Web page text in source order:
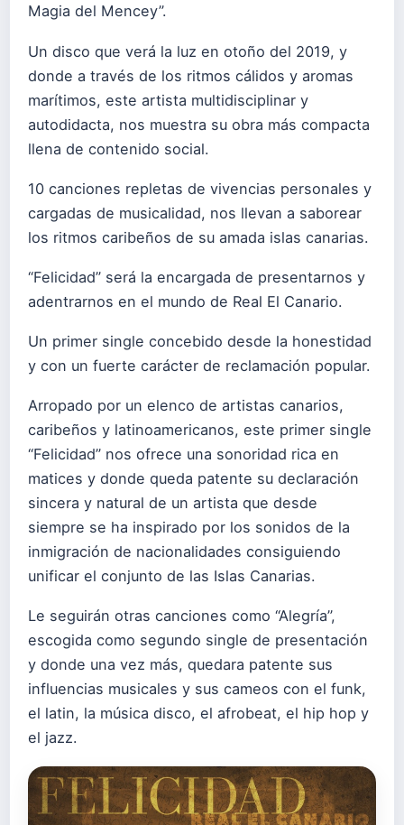
Magia del Mencey”.
Un disco que verá la luz en otoño del 2019, y
donde a través de los ritmos cálidos y aromas
marítimos, este artista multidisciplinar y
autodidacta, nos muestra su obra más compacta
llena de contenido social.
10 canciones repletas de vivencias personales y
cargadas de musicalidad, nos llevan a saborear
los ritmos caribeños de su amada islas canarias.
“Felicidad” será la encargada de presentarnos y
adentrarnos en el mundo de Real El Canario.
Un primer single concebido desde la honestidad
y con un fuerte carácter de reclamación popular.
Arropado por un elenco de artistas canarios,
caribeños y latinoamericanos, este primer single
“Felicidad” nos ofrece una sonoridad rica en
matices y donde queda patente su declaración
sincera y natural de un artista que desde
siempre se ha inspirado por los sonidos de la
inmigración de nacionalidades consiguiendo
unificar el conjunto de las Islas Canarias.
Le seguirán otras canciones como “Alegría”,
escogida como segundo single de presentación
y donde una vez más, quedara patente sus
influencias musicales y sus cameos con el funk,
el latin, la música disco, el afrobeat, el hip hop y
el jazz.